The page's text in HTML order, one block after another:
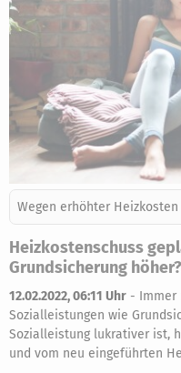
Wegen erhöhter
Heizkostenschuss
Grundsicherung höher?
12.02.2022, 06:11 Uhr - Immer
Sozialleistungen wie
Sozialleistung lukrativer ist,
und vom neu eingeführten